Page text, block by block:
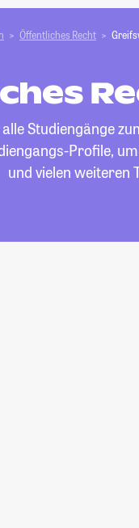
Öffentliches Recht
Studiengänge
Profile,
und vielen weiteren